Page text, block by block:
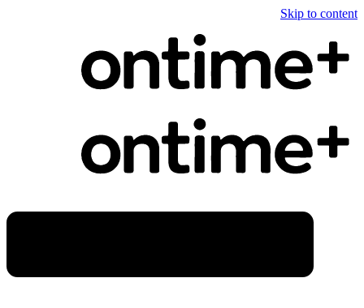
Skip to content